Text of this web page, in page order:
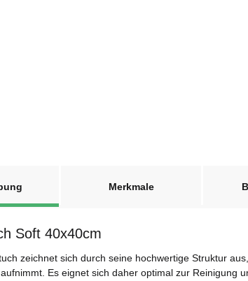
Merkmale
Soft 40x40cm
zeichnet sich durch seine hochwertige Struktur
Es eignet sich daher optimal zur Reinigung